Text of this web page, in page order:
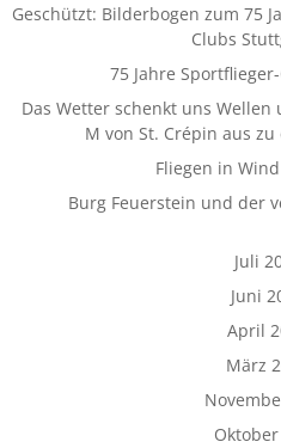
Geschützt: Bilderbogen zum 75
Clubs
75 Jahre
Das Wetter schenkt uns
M von St. Crépin aus
Fliegen in
Burg Feuerstein und der
Juli
Juni
April
März